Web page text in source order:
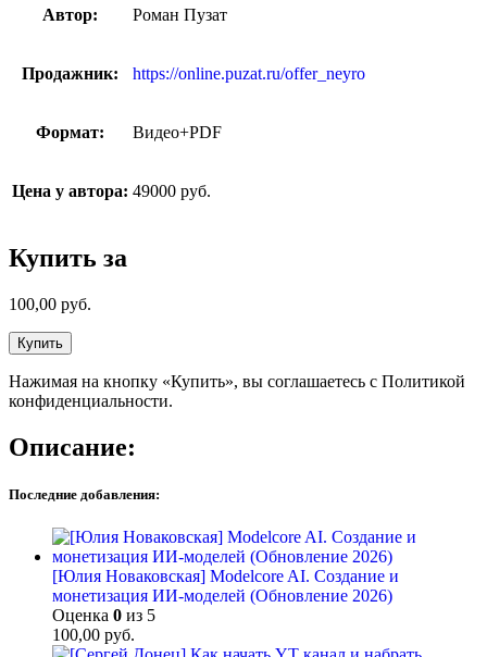
Автор: Роман Пузат
Продажник: https://online.puzat.ru/offer_neyro
Формат: Видео+PDF
Цена у автора: 49000 руб.
Купить за
100,00 руб.
Купить
Нажимая на кнопку «Купить», вы соглашаетесь с Политикой
конфиденциальности.
Описание:
Последние добавления:
[Юлия Новаковская] Modelcore AI. Создание и
монетизация ИИ-моделей (Обновление 2026)
Оценка 0 из 5
100,00 руб.